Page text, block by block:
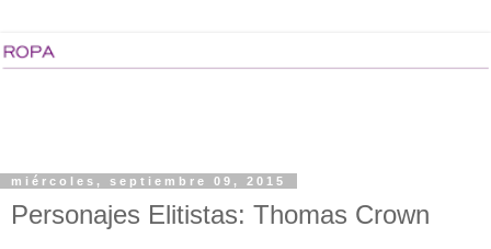
miércoles, septiembre 09, 2015
Personajes Elitistas: Thomas Crown